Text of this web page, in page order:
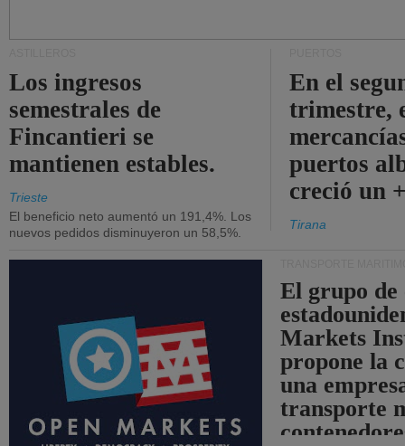
Los ingresos
semestrales de
Fincantieri se
mantienen estables.
Trieste
El beneficio neto aumentó un 191,4%. Los
nuevos pedidos disminuyeron un 58,5%.
En el
trimestre,
puertos
creció un
Tirana
El grupo de
Markets
propone la
una
transporte